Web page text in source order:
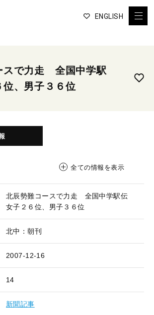
ENGLISH
スで力走 全国中学駅
、男子３６位
全ての情報を表示
北辰勢難コースで力走 全国中学駅伝
女子２６位、男子３６位
北中：朝刊
2007-12-16
14
新聞記事